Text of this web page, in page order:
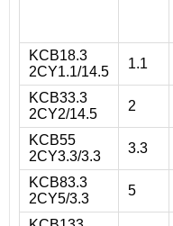
KCB18.3
2CY1.1/14.5
1.1
KCB33.3
2CY2/14.5
2
KCB55
2CY3.3/3.3
3.3
KCB83.3
2CY5/3.3
5